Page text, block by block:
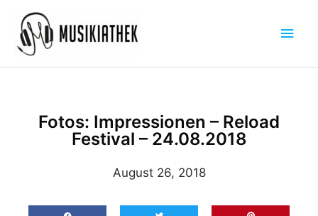
Inhalt
springen
Fotos: Impressionen – Reload
Festival – 24.08.2018
August 26, 2018